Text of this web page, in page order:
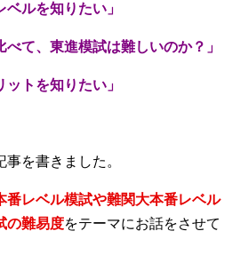
ベルを知りたい」
べて、東進模試は難しいのか？」
ットを知りたい」
を書きました。
番レベル模試や難関大本番レベル
の難易度をテーマにお話をさせて